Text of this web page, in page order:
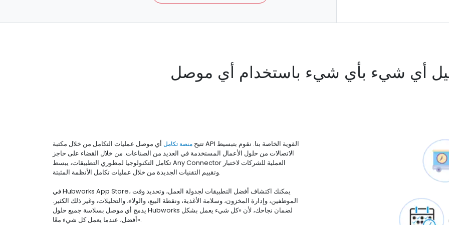
أي شيء بأي شيء باستخدام أي موصل
تتيحمنصة تكامل أي موصل عمليات التكامل من خلال مكتبة API القوية الخاصة بنا. نقوم بتبسيط
الاتصالات من حلول الأعمال المستخدمة في العديد من الصناعات. من خلال القضاء على حاجز
تكامل التكنولوجيا لمطوري التطبيقات، يبسط Any Connector العملية للشركات لاختبار
وتقييم التقنيات الجديدة من خلال عمليات تكامل الأنظمة المثبتة.
في Hubworks App Store، يمكنك اكتشاف أفضل التطبيقات لجدولة العمل، وتحديد وقت
الموظفين، وإدارة المخزون، وسلامة الأغذية، ونقطة البيع، والولاء، والتحليلات، وغير ذلك الكثير.
يدمج أي موصل بسلاسة جميع حلول Hubworks لضمان نجاحك، لأن «كل شيء يعمل بشكل
أفضل، عندما يعمل كل شيء معًا».